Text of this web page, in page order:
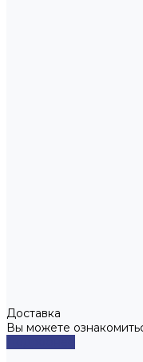
Доставка
Вы можете